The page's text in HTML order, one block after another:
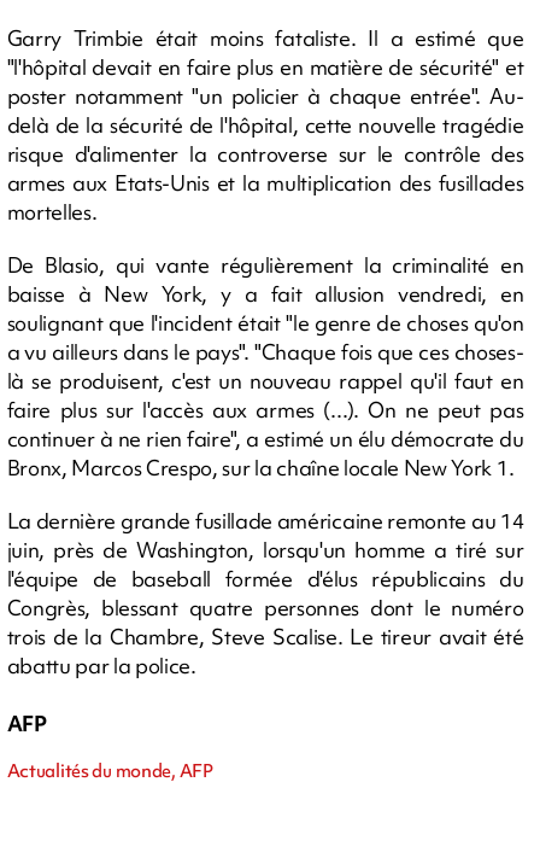
Garry Trimbie était moins fataliste. Il a estimé que
"l'hôpital devait en faire plus en matière de sécurité" et
poster notamment "un policier à chaque entrée". Au-
delà de la sécurité de l'hôpital, cette nouvelle tragédie
risque d'alimenter la controverse sur le contrôle des
armes aux Etats-Unis et la multiplication des fusillades
mortelles.
De Blasio, qui vante régulièrement la criminalité en
baisse à New York, y a fait allusion vendredi, en
soulignant que l'incident était "le genre de choses qu'on
a vu ailleurs dans le pays". "Chaque fois que ces choses-
là se produisent, c'est un nouveau rappel qu'il faut en
faire plus sur l'accès aux armes (...). On ne peut pas
continuer à ne rien faire", a estimé un élu démocrate du
Bronx, Marcos Crespo, sur la chaîne locale New York 1.
La dernière grande fusillade américaine remonte au 14
juin, près de Washington, lorsqu'un homme a tiré sur
l'équipe de baseball formée d'élus républicains du
Congrès, blessant quatre personnes dont le numéro
trois de la Chambre, Steve Scalise. Le tireur avait été
abattu par la police.
AFP
Actualités du monde, AFP